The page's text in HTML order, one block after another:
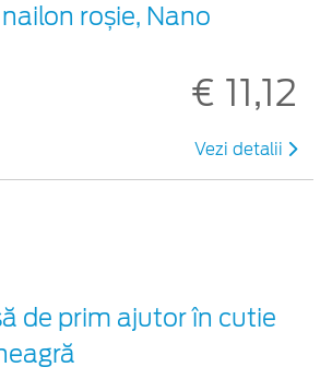
roșie, Nano
€ 11,12
Vezi detalii
de prim ajutor în cutie